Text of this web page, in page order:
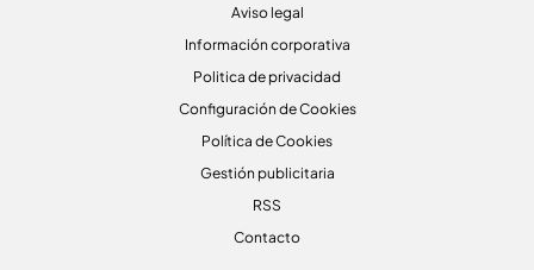
Aviso legal
Información corporativa
Politica de privacidad
Configuración de Cookies
Política de Cookies
Gestión publicitaria
RSS
Contacto